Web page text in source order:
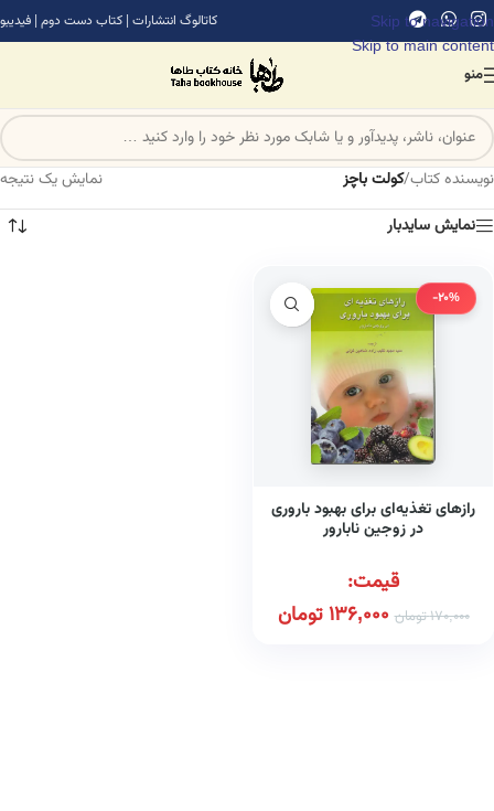
Skip to navigation
Skip to main content
کاتالوگ انتشارات | کتاب دست دوم | فیدیبو
منو
نویسنده کتاب/کولت باچز
نمایش یک نتیجه
نمایش سایدبار
-20%
رازهای تغذیه‌ای برای بهبود باروری
در زوجین نابارور
قیمت:
170,000تومان 136,000تومان